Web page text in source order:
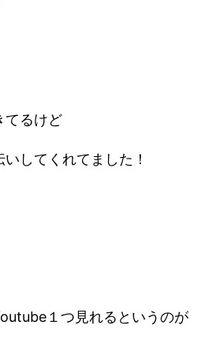
てるけど
してくれてました！
１つ見れるというのが